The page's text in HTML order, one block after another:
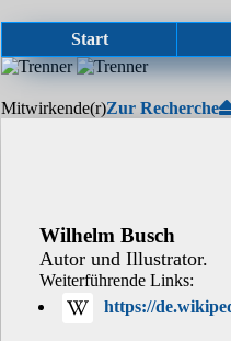
Start
Mitwirkende(r)Zur Recherche
Wilhelm Busch
Autor und Illustrator.
Weiterführende Links:
https://